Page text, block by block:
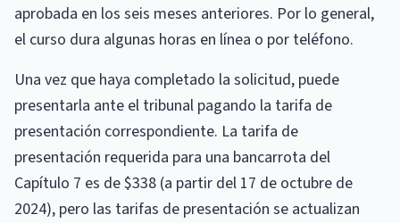
aprobada en los seis meses anteriores. Por lo general,
el curso dura algunas horas en línea o por teléfono.
Una vez que haya completado la solicitud, puede
presentarla ante el tribunal pagando la tarifa de
presentación correspondiente. La tarifa de
presentación requerida para una bancarrota del
Capítulo 7 es de $338 (a partir del 17 de octubre de
2024), pero las tarifas de presentación se actualizan